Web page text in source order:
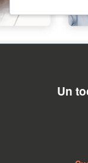
Un